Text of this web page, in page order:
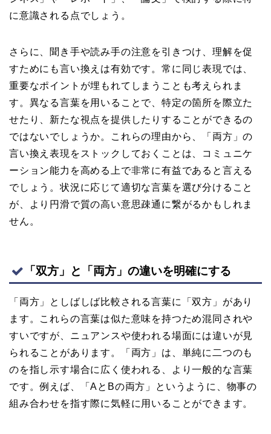
に意識される点でしょう。
さらに、聞き手や読み手の注意を引きつけ、理解を促
すためにも言い換えは有効です。常に同じ表現では、
重要なポイントが埋もれてしまうことも考えられま
す。異なる言葉を用いることで、特定の箇所を際立た
せたり、新たな視点を提供したりすることができるの
ではないでしょうか。これらの理由から、「両方」の
言い換え表現をストックしておくことは、コミュニケ
ーション能力を高める上で非常に有益であると言える
でしょう。状況に応じて適切な言葉を選び分けること
が、より円滑で質の高い意思疎通に繋がるかもしれま
せん。
「双方」と「両方」の違いを明確にする
「両方」としばしば比較される言葉に「双方」があり
ます。これらの言葉は似た意味を持つため混同されや
すいですが、ニュアンスや使われる場面には違いが見
られることがあります。「両方」は、単純に二つのも
のを指し示す場合に広く使われる、より一般的な言葉
です。例えば、「AとBの両方」というように、物事の
組み合わせを指す際に気軽に用いることができます。